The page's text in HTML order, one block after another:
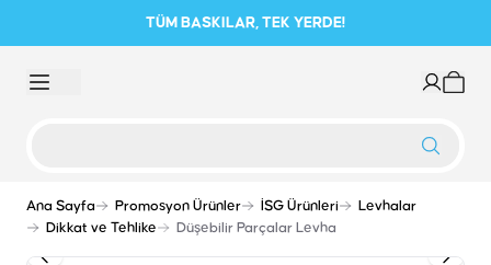
TÜM BASKILAR, TEK YERDE!
Ana Sayfa Promosyon Ürünler İSG Ürünleri
Levhalar
Dikkat ve Tehlike
Düşebilir Parçalar Levha